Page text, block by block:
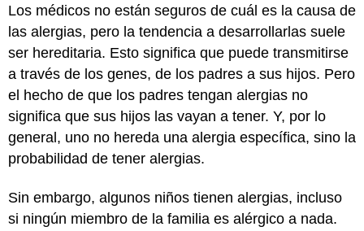
Los médicos no están seguros de cuál es la causa de
las alergias, pero la tendencia a desarrollarlas suele
ser hereditaria. Esto significa que puede transmitirse
a través de los genes, de los padres a sus hijos. Pero
el hecho de que los padres tengan alergias no
significa que sus hijos las vayan a tener. Y, por lo
general, uno no hereda una alergia específica, sino la
probabilidad de tener alergias.
Sin embargo, algunos niños tienen alergias, incluso
si ningún miembro de la familia es alérgico a nada.